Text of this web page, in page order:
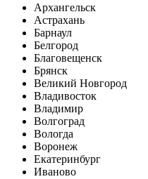
Архангельск
Астрахань
Барнаул
Белгород
Благовещенск
Брянск
Великий Новгород
Владивосток
Владимир
Волгоград
Вологда
Воронеж
Екатеринбург
Иваново